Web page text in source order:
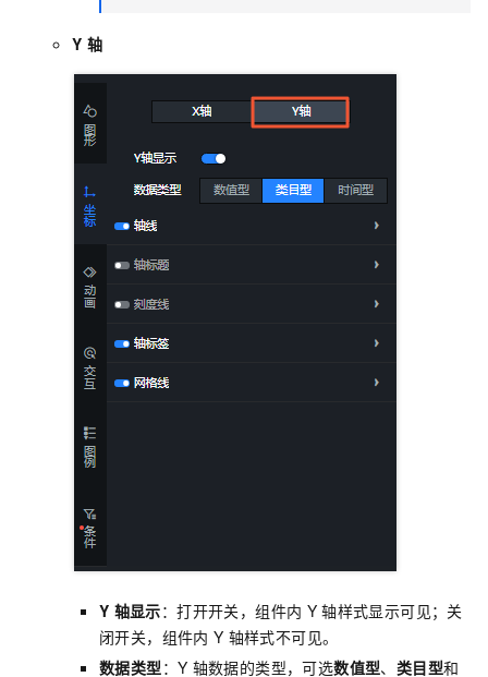
Y 轴
Y 轴显示：打开开关，组件内 Y 轴样式显示可见；关
闭开关，组件内 Y 轴样式不可见。
数据类型：Y 轴数据的类型，可选数值型、 类目型和